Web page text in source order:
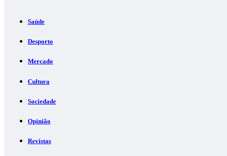
Saúde
Desporto
Mercado
Cultura
Sociedade
Opinião
Revistas